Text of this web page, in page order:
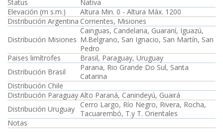
Status
Nativa
Elevación (m s.m.)
Altura Min. 0 - Altura Máx. 1200
Distribución Argentina Corrientes, Misiones
Distribución Misiones
Cainguas, Candelaria, Guaraní, Iguazú,
M.Belgrano, San Ignacio, San Martín, San
Pedro
Paises limítrofes
Brasil, Paraguay, Uruguay
Distribución Brasil
Parana, Rio Grande Do Sul, Santa
Catarina
Distribución Chile
Distribución Paraguay Alto Paraná, Canindeyú, Guairá
Distribución Uruguay
Cerro Largo, Río Negro, Rivera, Rocha,
Tacuarembó, T.y T. Orientales
Notas